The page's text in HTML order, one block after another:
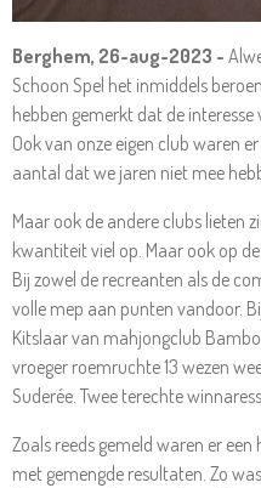
Berghem, 26-aug-2023 -
Schoon Spel het inmiddels
hebben gemerkt dat de
Ook van onze eigen club waren
aantal dat we jaren niet mee
Maar ook de andere clubs lieten
kwantiteit viel op. Maar ook op
Bij zowel de recreanten als de
volle mep aan punten vandoor.
Kitslaar van mahjongclub
vroeger roemruchte 13 wezen
Suderée. Twee terechte
Zoals reeds gemeld waren er
met gemengde resultaten. Zo